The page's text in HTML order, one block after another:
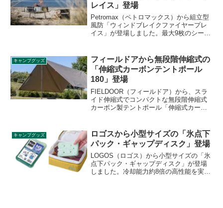
レイス」登場
Petromax（ペトロマックス）から組立型
風防「ウィンドブレイクファイヤープレ
イス」が登場しました。最大9枚のシール
使える組み立て式の風防です。詳細をレ
ビューします。
キャンプグッズ
フィールドアから無段階伸縮式の
「伸縮式カーボンテントポール
180」登場
FIELDOOR（フィールドア）から、スラ
イド伸縮式でコンパクトな無段階伸縮式
カーボン製テントポール「伸縮式カーボ
ポールです。詳細をレビューします。
キャンプグッズ
ロゴスから小型サイズの「氷点下
パック・ギャップディスク」登場
LOGOS（ロゴス）から小型サイズの「氷
点下パック・ギャップディスク」が登場
しました。冷却能力約8倍の高性能を実現